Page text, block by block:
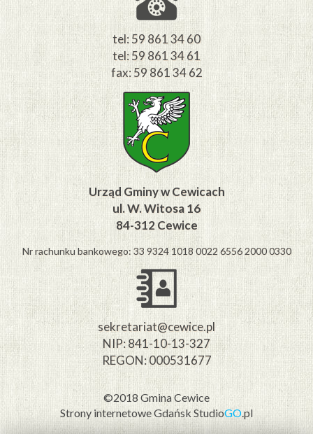
tel: 59 861 34 60
tel: 59 861 34 61
fax: 59 861 34 62
Urząd Gminy w Cewicach
ul. W. Witosa 16
84-312 Cewice
Nr rachunku bankowego: 33 9324 1018 0022 6556 2000 0330
sekretariat@cewice.pl
NIP: 841-10-13-327
REGON: 000531677
©2018 Gmina Cewice
Strony internetowe Gdańsk StudioGO.pl